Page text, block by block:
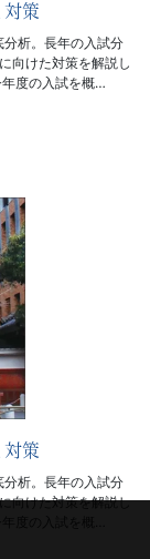
対策
析。長年の入試分
向けた対策を解説し
年度の入試を概…
対策
析。長年の入試分
向けた対策を解説し
度の入試を概…